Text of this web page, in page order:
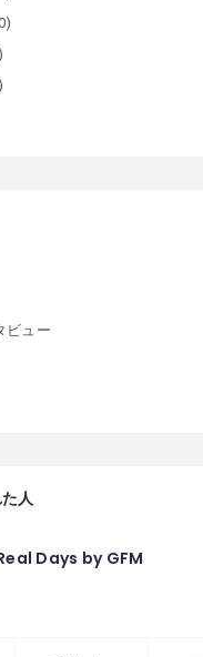
ビュー
人
Days by GFM